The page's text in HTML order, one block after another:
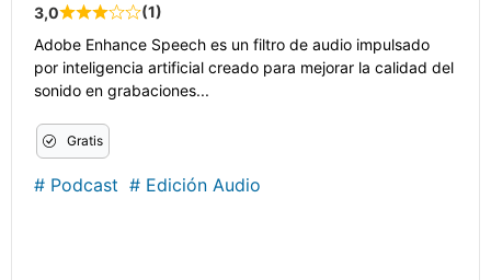
3,0 (1)
Adobe Enhance Speech es un filtro de audio impulsado
por inteligencia artificial creado para mejorar la calidad del
sonido en grabaciones...
Gratis
# Podcast # Edición Audio